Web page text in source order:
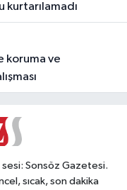
kurtarılamadı
sesi: Sonsöz Gazetesi.
sıcak, son dakika